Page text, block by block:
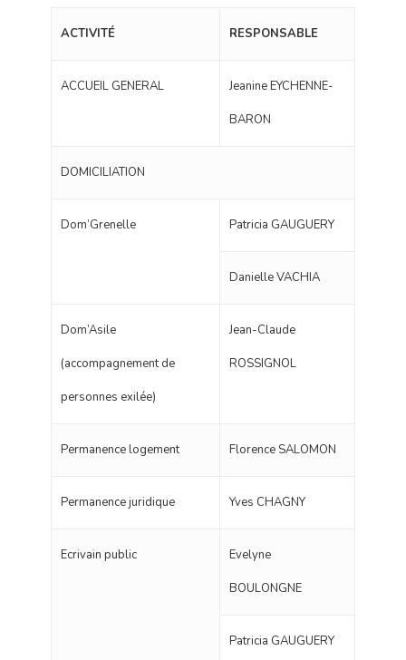
ACTIVITÉ RESPONSABLE
ACCUEIL GENERAL Jeanine EYCHENNE-
BARON
DOMICILIATION
Dom’Grenelle Patricia GAUGUERY
Danielle VACHIA
Dom’Asile
(accompagnement de
personnes exilée)
Jean-Claude
ROSSIGNOL
Permanence logement Florence SALOMON
Permanence juridique Yves CHAGNY
Ecrivain public Evelyne
BOULONGNE
Patricia GAUGUERY